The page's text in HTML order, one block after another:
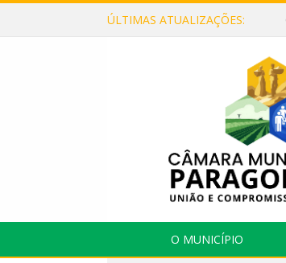
ÚLTIMAS ATUALIZAÇÕES:
O MUNICÍPIO